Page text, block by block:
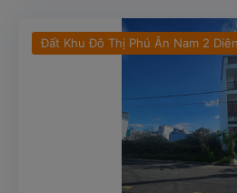
Đất Khu Đô Thị Phú Ân Nam 2